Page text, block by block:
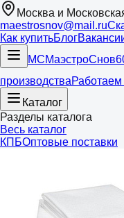
Москва и
maestrosnov@mail.ru
Как купитьБлог
МСМаэстроСнов
производстваРаботаем
Каталог
Разделы каталога
Весь каталог
КПБОптовые поставки